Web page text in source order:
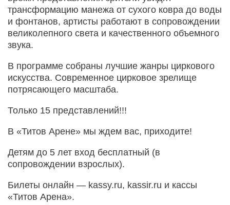
трансформацию манежа от сухого ковра до воды
и фонтанов, артисты работают в сопровождении
великолепного света и качественного объемного
звука.
В программе собраны лучшие жанры циркового
искусства. Современное цирковое зрелище
потрясающего масштаба.
Только 15 представлений!!!
В «Титов Арене» мы ждем вас, приходите!
Детям до 5 лет вход бесплатный (в
сопровождении взрослых).
Билеты онлайн — kassy.ru, kassir.ru и кассы
«Титов Арена».